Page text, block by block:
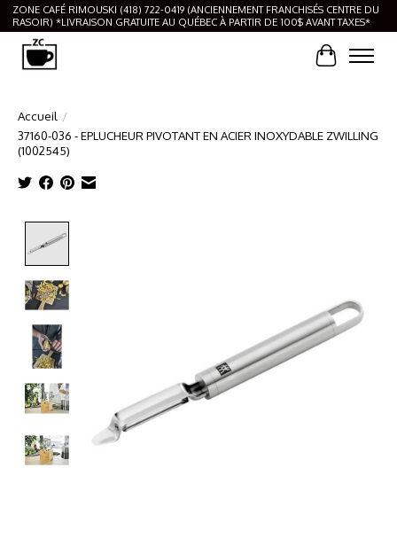
ZONE CAFÉ RIMOUSKI (418) 722-0419 (ANCIENNEMENT FRANCHISÉS CENTRE DU
RASOIR) *LIVRAISON GRATUITE AU QUÉBEC À PARTIR DE 100$ AVANT TAXES*
Panier
Accueil /
37160-036 - EPLUCHEUR PIVOTANT EN ACIER INOXYDABLE ZWILLING
(1002545)